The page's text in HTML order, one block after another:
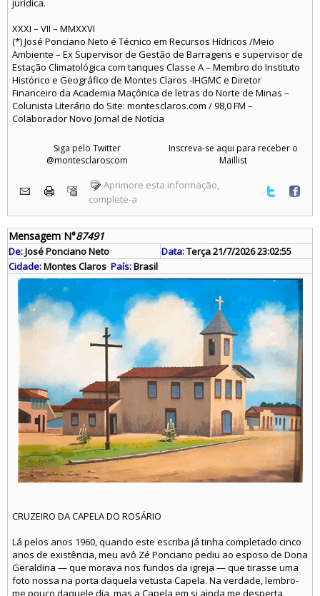
jurídica.
XXXI – VII – MMXXVI
(*) José Ponciano Neto é Técnico em Recursos Hídricos /Meio
Ambiente – Ex Supervisor de Gestão de Barragens e supervisor de
Estação Climatológica com tanques Classe A – Membro do Instituto
Histórico e Geográfico de Montes Claros -IHGMC e Diretor
Financeiro da Academia Maçônica de letras do Norte de Minas –
Colunista Literário do Site: montesclaros.com / 98,0 FM –
Colaborador Novo Jornal de Notícia
Siga pelo Twitter
@montesclaroscom
Inscreva-se aqui para receber o
Maillist
Aprimore esta informação,
complete-a
Mensagem N°87491
De:José Ponciano Neto Data:Terça 21/7/2026 23:02:55
Cidade:Montes Claros País:Brasil
CRUZEIRO DA CAPELA DO ROSÁRIO
Lá pelos anos 1960, quando este escriba já tinha completado cinco
anos de existência, meu avô Zé Ponciano pediu ao esposo de Dona
Geraldina — que morava nos fundos da igreja — que tirasse uma
foto nossa na porta daquela vetusta Capela. Na verdade, lembro-
me pouco daquele dia, mas a Capela em si ainda me desperta